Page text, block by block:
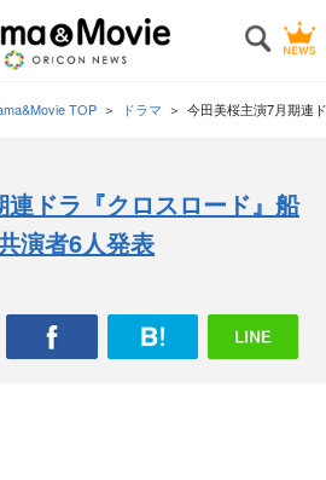
TOP ドラマ 今田美桜主演7月期連
ドラ『クロスロード』船
演者6人発表